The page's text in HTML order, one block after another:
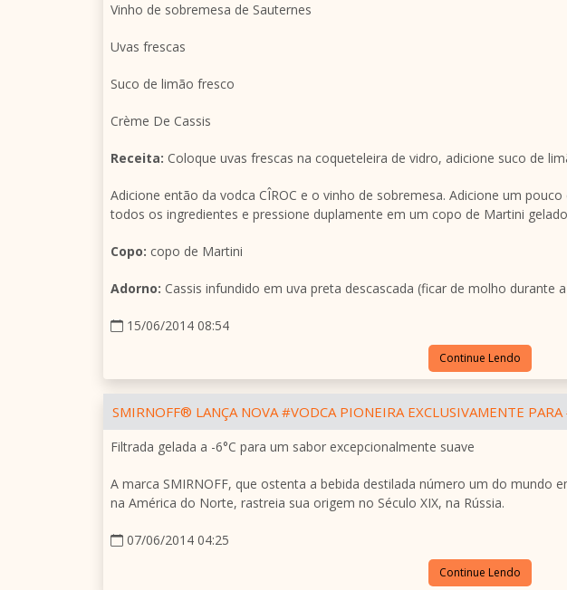
Vinho de sobremesa de Sauternes
Uvas frescas
Suco de limão fresco
Crème De Cassis
Receita: Coloque uvas frescas na coqueteleira de vidro, adicione suco de
Adicione então da vodca CÎROC e o vinho de sobremesa. Adicione um
todos os ingredientes e pressione duplamente em um copo de Martini
Copo: copo de Martini
Adorno: Cassis infundido em uva preta descascada (ficar de molho durante
15/06/2014 08:54
Continue Lendo
SMIRNOFF® LANÇA NOVA #VODCA PIONEIRA EXCLUSIVAMENTE
Filtrada gelada a -6°C para um sabor excepcionalmente suave
A marca SMIRNOFF, que ostenta a bebida destilada número um do mundo
na América do Norte, rastreia sua origem no Século XIX, na Rússia.
07/06/2014 04:25
Continue Lendo